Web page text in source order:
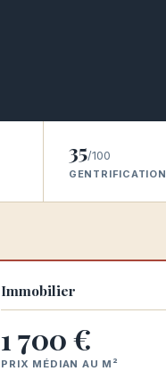
35/100
GENTRIFICATION
Immobilier
1 700 €
PRIX MÉDIAN AU M²